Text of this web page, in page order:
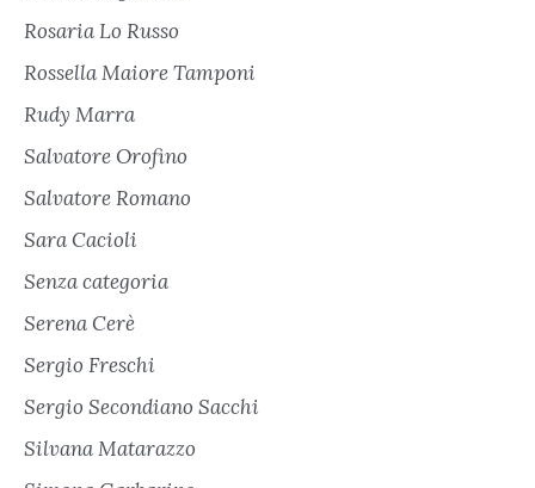
Rosaria Lo Russo
Rossella Maiore Tamponi
Rudy Marra
Salvatore Orofino
Salvatore Romano
Sara Cacioli
Senza categoria
Serena Cerè
Sergio Freschi
Sergio Secondiano Sacchi
Silvana Matarazzo